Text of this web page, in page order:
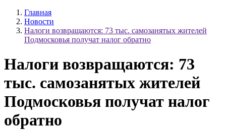
Главная
Новости
Налоги возвращаются: 73 тыс. самозанятых жителей
Подмосковья получат налог обратно
Налоги возвращаются: 73
тыс. самозанятых жителей
Подмосковья получат налог
обратно